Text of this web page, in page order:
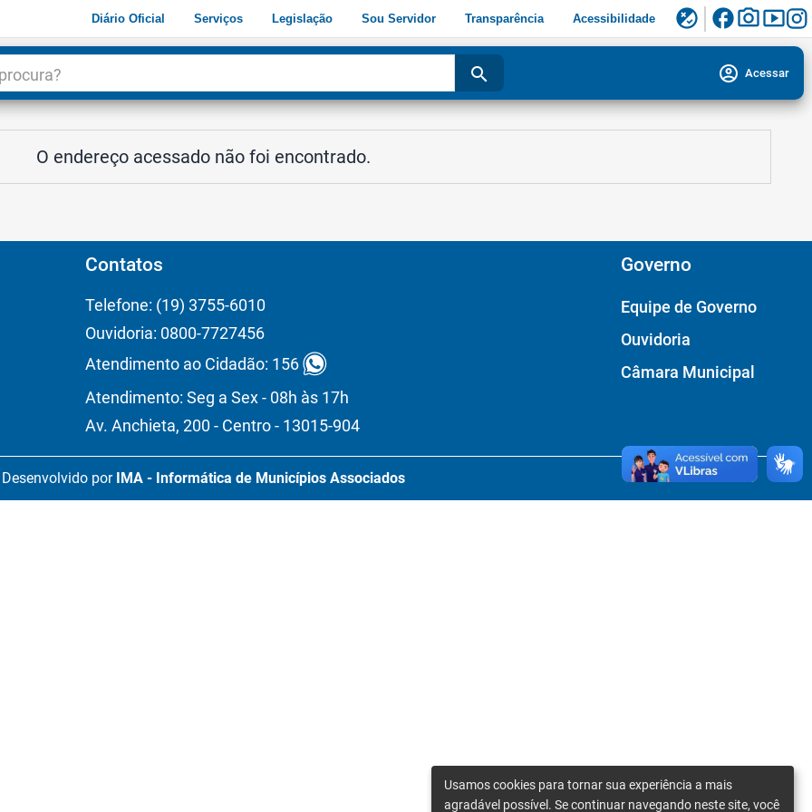
Diário Oficial Serviços Legislação Sou Servidor Transparência Acessibilidade flaky facebookphoto_camerasmart_display
search account_circle Acessar
O endereço acessado não foi encontrado.
Contatos
Telefone: (19) 3755-6010
Ouvidoria: 0800-7727456
Atendimento ao Cidadão: 156
Atendimento: Seg a Sex - 08h às 17h
Av. Anchieta, 200 - Centro - 13015-904
Governo
Equipe de Governo
Ouvidoria
Câmara Municipal
Desenvolvido por IMA - Informática de Municípios Associados
Usamos cookies para tornar sua experiência a mais
agradável possível. Se continuar navegando neste site, você